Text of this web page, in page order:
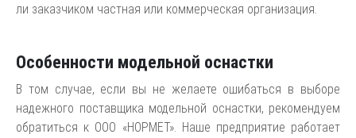
ли заказчиком частная или коммерческая организация.
Особенности модельной оснастки
В том случае, если вы не желаете ошибаться в выборе
надежного поставщика модельной оснастки, рекомендуем
обратиться к ООО «НОРМЕТ». Наше предприятие работает